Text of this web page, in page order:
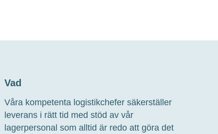
Vad
Våra kompetenta logistikchefer säkerställer
leverans i rätttid med stöd av vår
lagerpersonal som alltid är redo att göra det